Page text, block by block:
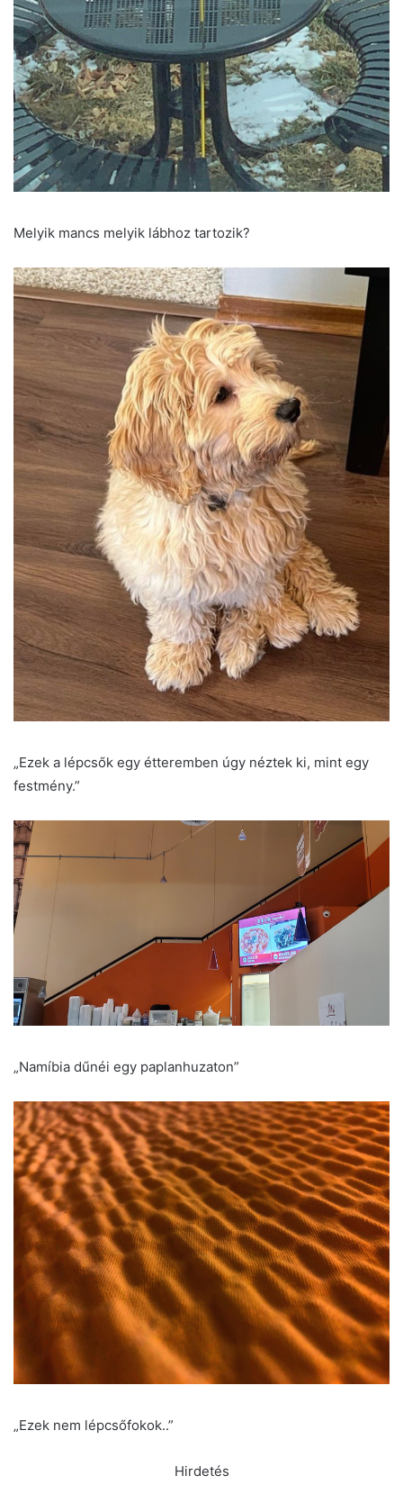
Melyik mancs melyik lábhoz tartozik?
„Ezek a lépcsők egy étteremben úgy néztek ki, mint egy
festmény.”
„Namíbia dűnéi egy paplanhuzaton”
„Ezek nem lépcsőfokok..”
Hirdetés